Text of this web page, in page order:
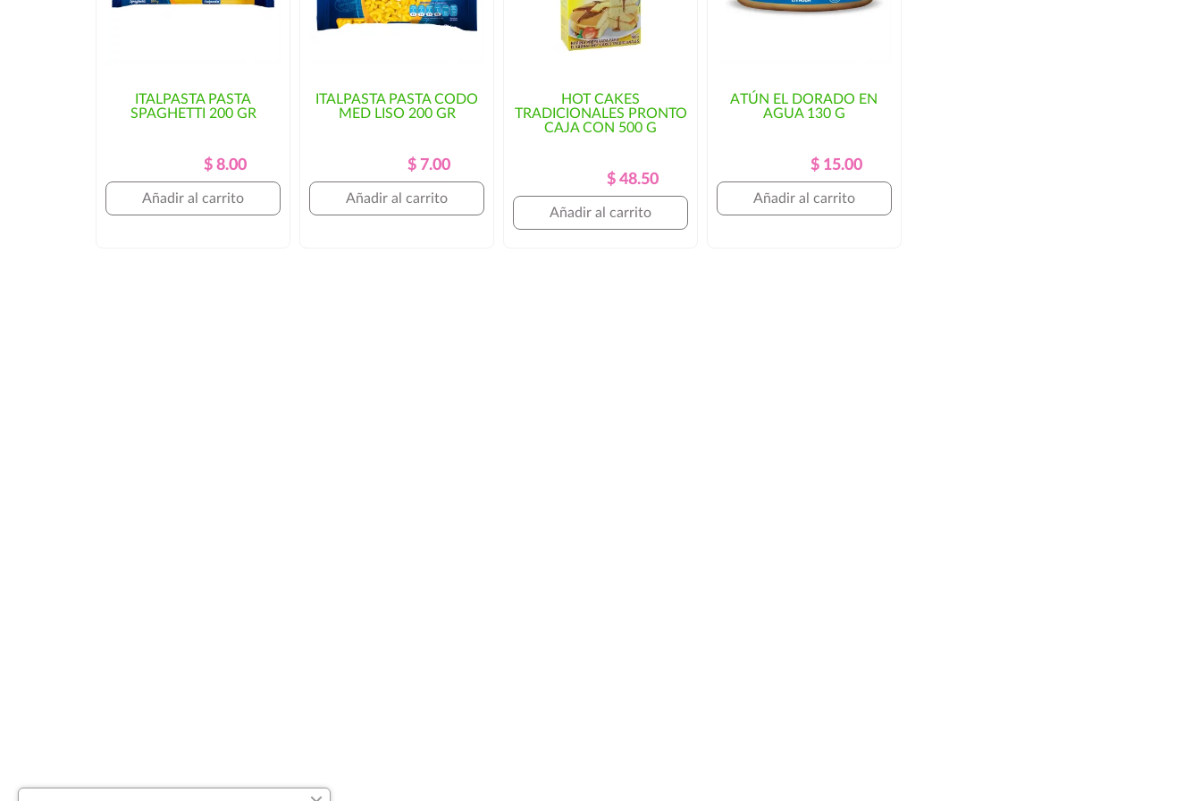
ITALPASTA PASTA
SPAGHETTI 200 GR
Precio
Regular
Precio
$ 8.00
Añadir al carrito
ITALPASTA PASTA CODO
MED LISO 200 GR
Precio
Regular
Precio
$ 7.00
Añadir al carrito
HOT CAKES
TRADICIONALES PRONTO
CAJA CON 500 G
Precio
Regular
Precio
$ 48.50
Añadir al carrito
ATÚN EL DORADO EN
AGUA 130 G
Precio
Regular
Precio
$ 15.00
Añadir al carrito